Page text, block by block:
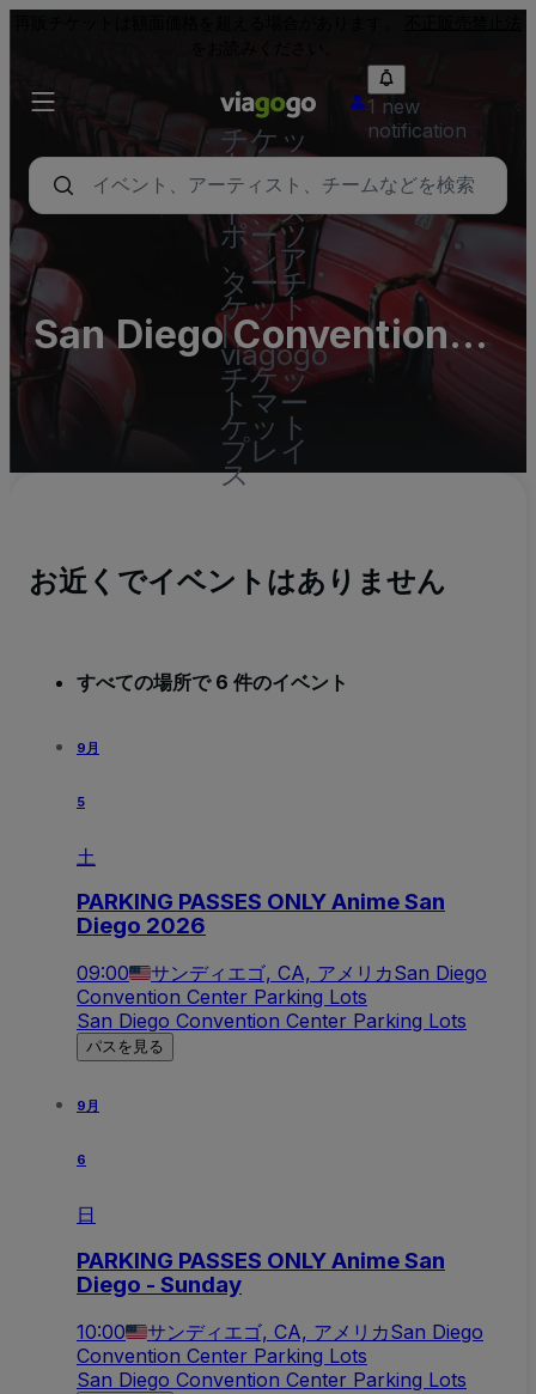
チケッ
ト - コ
ンサー
ト、ス
ポーツ
、シア
ターチ
ケット
|
viagogo
チケッ
トマー
ケット
プレイ
ス
1 new
notification
San Diego Convention
Center Parking Lots
お近くでイベントはありません
すべての場所で 6 件のイベント
9月
5
土
PARKING PASSES ONLY Anime San
Diego 2026
09:00 サンディエゴ, CA, アメリカSan Diego
Convention Center Parking Lots
San Diego Convention Center Parking Lots
パスを見る
9月
6
日
PARKING PASSES ONLY Anime San
Diego - Sunday
10:00 サンディエゴ, CA, アメリカSan Diego
Convention Center Parking Lots
San Diego Convention Center Parking Lots